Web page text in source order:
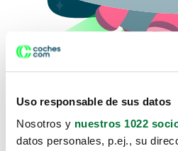
Uso responsable de sus datos
Nosotros y nuestros 1022
datos personales, p.ej., su